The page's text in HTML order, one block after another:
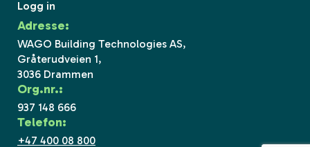
Logg in
Adresse:
WAGO Building Technologies AS,
Gråterudveien 1,
3036 Drammen
Org.nr.:
937 148 666
Telefon:
+47 400 08 800